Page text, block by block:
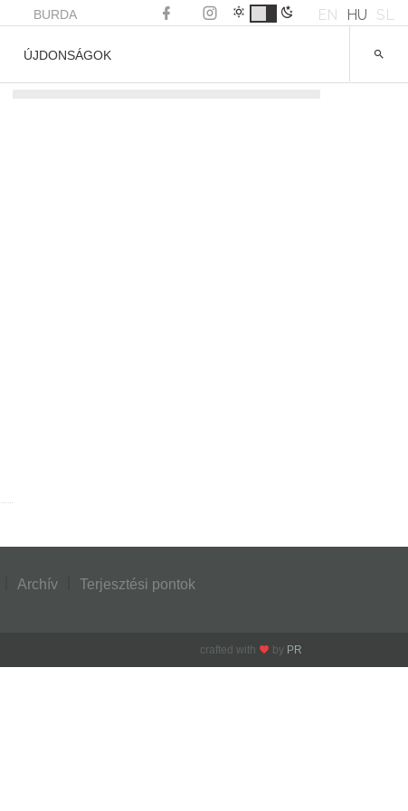
BURDA EN HU SL
ÚJDONSÁGOK
Archív Terjesztési pontok
crafted with by PR